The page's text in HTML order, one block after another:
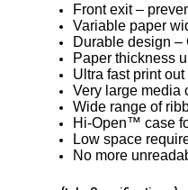
Front exit –
Variable paper
Durable design
Paper thickness
Ultra fast print
Very large media
Wide range of
Hi-Open™ case
Low space
No more